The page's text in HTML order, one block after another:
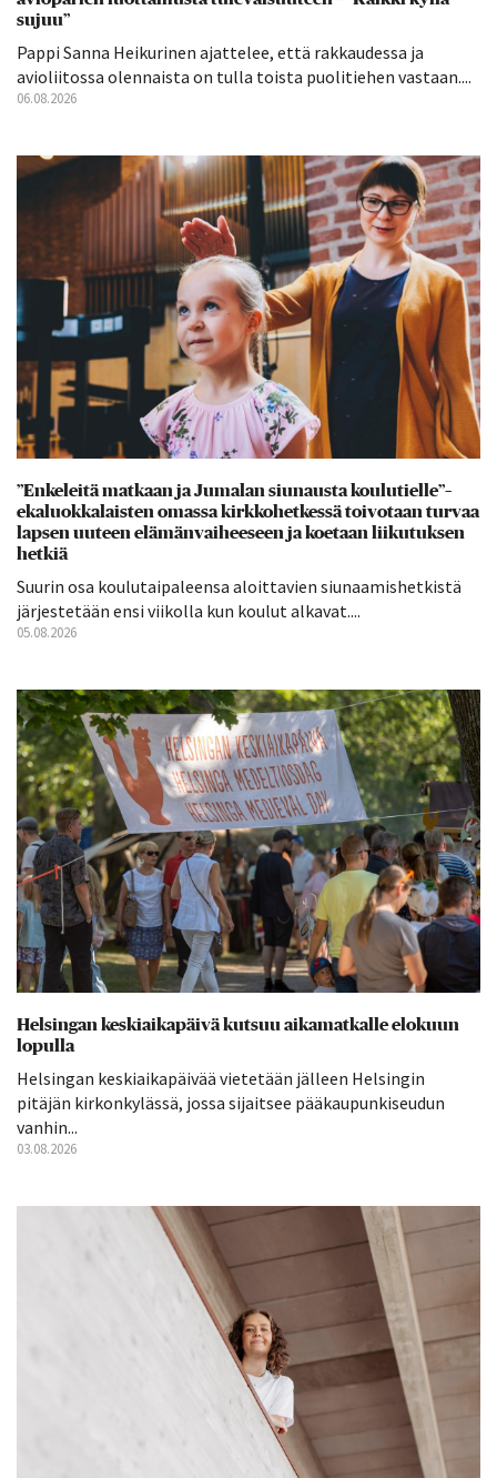
sujuu”
Pappi Sanna Heikurinen ajattelee, että rakkaudessa ja
avioliitossa olennaista on tulla toista puolitiehen vastaan....
06.08.2026
”Enkeleitä matkaan ja Jumalan siunausta koulutielle”–
ekaluokkalaisten omassa kirkkohetkessä toivotaan turvaa
lapsen uuteen elämänvaiheeseen ja koetaan liikutuksen
hetkiä
Suurin osa koulutaipaleensa aloittavien siunaamishetkistä
järjestetään ensi viikolla kun koulut alkavat....
05.08.2026
Helsingan keskiaikapäivä kutsuu aikamatkalle elokuun
lopulla
Helsingan keskiaikapäivää vietetään jälleen Helsingin
pitäjän kirkonkylässä, jossa sijaitsee pääkaupunkiseudun
vanhin...
03.08.2026